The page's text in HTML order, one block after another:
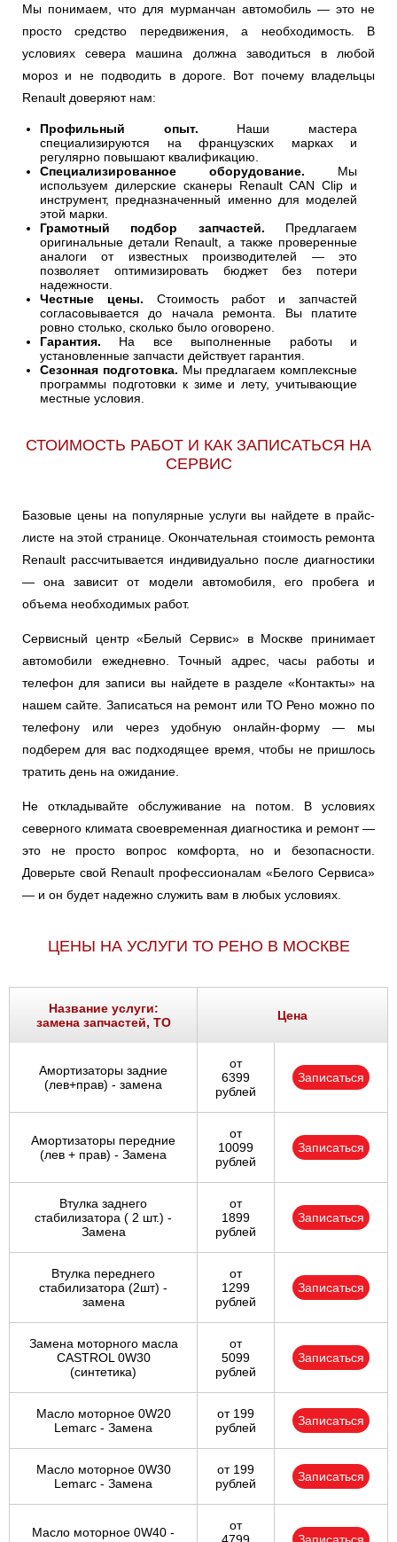
Мы понимаем, что для мурманчан автомобиль — это не
просто средство передвижения, а необходимость. В
условиях севера машина должна заводиться в любой
мороз и не подводить в дороге. Вот почему владельцы
Renault доверяют нам:
Профильный опыт. Наши мастера
специализируются на французских марках и
регулярно повышают квалификацию.
Специализированное оборудование. Мы
используем дилерские сканеры Renault CAN Clip и
инструмент, предназначенный именно для моделей
этой марки.
Грамотный подбор запчастей. Предлагаем
оригинальные детали Renault, а также проверенные
аналоги от известных производителей — это
позволяет оптимизировать бюджет без потери
надежности.
Честные цены. Стоимость работ и запчастей
согласовывается до начала ремонта. Вы платите
ровно столько, сколько было оговорено.
Гарантия. На все выполненные работы и
установленные запчасти действует гарантия.
Сезонная подготовка. Мы предлагаем комплексные
программы подготовки к зиме и лету, учитывающие
местные условия.
СТОИМОСТЬ РАБОТ И КАК ЗАПИСАТЬСЯ НА
СЕРВИС
Базовые цены на популярные услуги вы найдете в прайс-
листе на этой странице. Окончательная стоимость ремонта
Renault рассчитывается индивидуально после диагностики
— она зависит от модели автомобиля, его пробега и
объема необходимых работ.
Сервисный центр «Белый Сервис» в Москве принимает
автомобили ежедневно. Точный адрес, часы работы и
телефон для записи вы найдете в разделе «Контакты» на
нашем сайте. Записаться на ремонт или ТО Рено можно по
телефону или через удобную онлайн-форму — мы
подберем для вас подходящее время, чтобы не пришлось
тратить день на ожидание.
Не откладывайте обслуживание на потом. В условиях
северного климата своевременная диагностика и ремонт —
это не просто вопрос комфорта, но и безопасности.
Доверьте свой Renault профессионалам «Белого Сервиса»
— и он будет надежно служить вам в любых условиях.
ЦЕНЫ НА УСЛУГИ ТО РЕНО В МОСКВЕ
Название услуги:
замена запчастей, ТО
Цена
Амортизаторы задние
(лев+прав) - замена
от
6399
рублей
Записаться
Амортизаторы передние
(лев + прав) - Замена
от
10099
рублей
Записаться
Втулка заднего
стабилизатора ( 2 шт.) -
Замена
от
1899
рублей
Записаться
Втулка переднего
стабилизатора (2шт) -
замена
от
1299
рублей
Записаться
Замена моторного масла
CASTROL 0W30
(синтетика)
от
5099
рублей
Записаться
Масло моторное 0W20
Lemarc - Замена
от 199
рублей
Записаться
Масло моторное 0W30
Lemarc - Замена
от 199
рублей
Записаться
Масло моторное 0W40 -
от